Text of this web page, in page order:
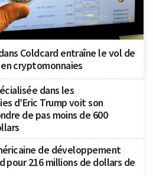
Coldcard entraîne le vol de
cryptomonnaies
dans les
d’Eric Trump voit son
de pas moins de 600
de développement
pour 216 millions de dollars de